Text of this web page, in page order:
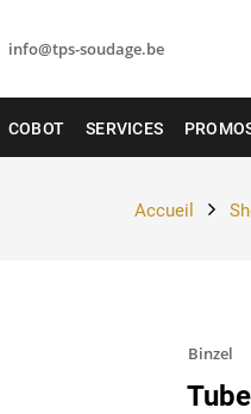
info@tps-soudage.be
COBOT SERVICES
Accueil
Binzel